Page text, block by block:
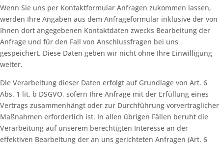
Wenn Sie uns per Kontaktformular Anfragen zukommen lassen,
werden Ihre Angaben aus dem Anfrageformular inklusive der von
Ihnen dort angegebenen Kontaktdaten zwecks Bearbeitung der
Anfrage und für den Fall von Anschlussfragen bei uns
gespeichert. Diese Daten geben wir nicht ohne Ihre Einwilligung
weiter.
Die Verarbeitung dieser Daten erfolgt auf Grundlage von Art. 6
Abs. 1 lit. b DSGVO, sofern Ihre Anfrage mit der Erfüllung eines
Vertrags zusammenhängt oder zur Durchführung vorvertraglicher
Maßnahmen erforderlich ist. In allen übrigen Fällen beruht die
Verarbeitung auf unserem berechtigten Interesse an der
effektiven Bearbeitung der an uns gerichteten Anfragen (Art. 6